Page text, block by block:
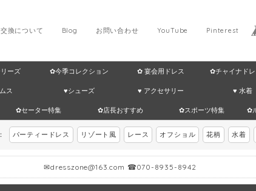
Pinterest
YouTube
お問い合わせ
Blog
交換について
ーズ ✿今季コレクション ✿ 宴会用ドレス ✿チャイナド
ス ♥シューズ ♥ アクセサリー ♥ 水着
✿セーター特集 ✿店長おすすめ ✿スポーツ特集 ✿
パーティードレス リゾート風 レース オフショル 花柄 水着
✉dresszone@163.com ☎070-8935-8942